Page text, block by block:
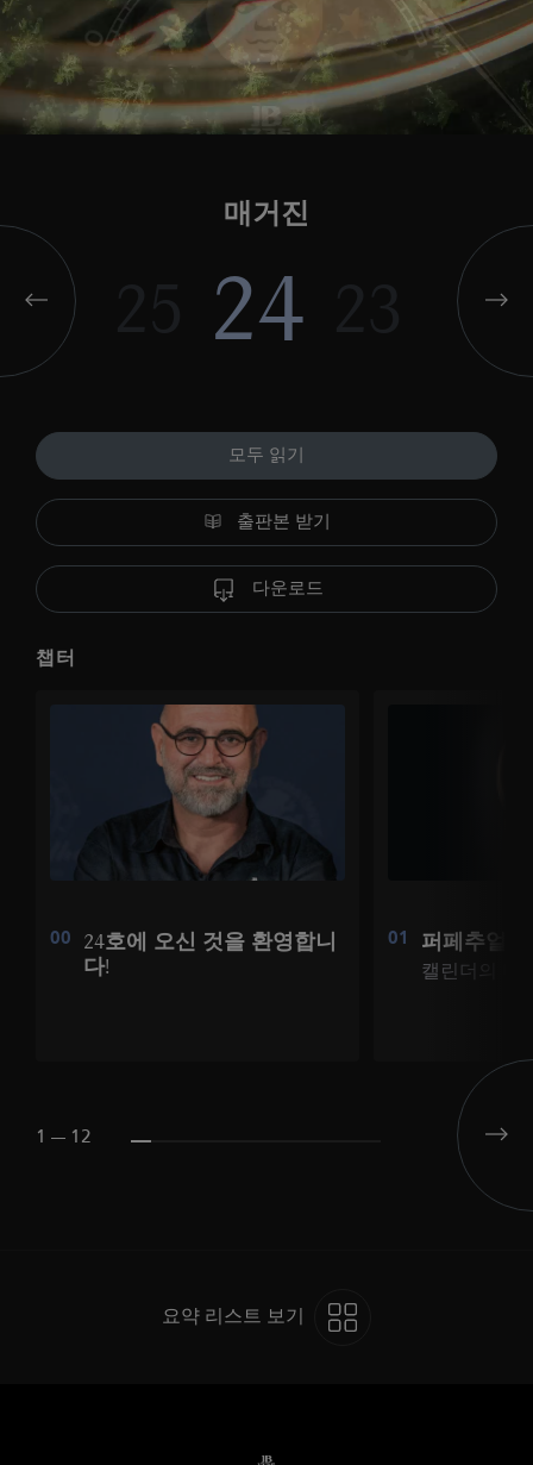
매거진
24 22
모두 읽기
출판본 받기
다운로드
챕터
00
24호에 오신 것을 환영합니
다!
01 퍼페추얼
캘린더의 다
1 --- 12
요약 리스트 보기